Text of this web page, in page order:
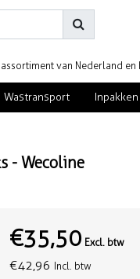
van Nederland en
Wastransport Inpakken
- Wecoline
€35,50 Excl. btw
€42,96 Incl. btw